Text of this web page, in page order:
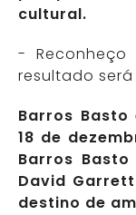
cultural.
-
resultado
Barros
18 de
Barros
David
destino de